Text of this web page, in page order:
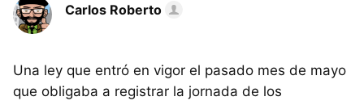
Carlos Roberto
Una ley que entró en vigor el pasado mes de mayo
que obligaba a registrar la jornada de los